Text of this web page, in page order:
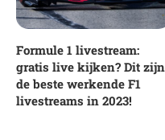
Formule 1 livestream:
gratis live kijken? Dit zijn
de beste werkende F1
livestreams in 2023!